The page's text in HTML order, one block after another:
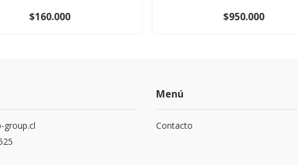
$160.000 $950.000
group.cl
Menú
Contacto